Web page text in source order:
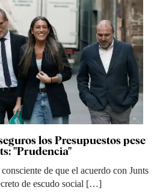
los Presupuestos pese
"Prudencia"
de que el acuerdo con Junts
de escudo social […]